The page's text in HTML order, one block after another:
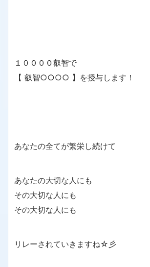
１００００叡智で
【 叡智○○○○ 】を授与します！
あなたの全てが繁栄し続けて
あなたの大切な人にも
その大切な人にも
その大切な人にも
リレーされていきますね☆彡